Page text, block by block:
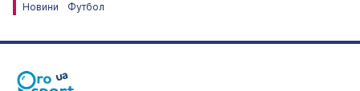
Новини
Футбол